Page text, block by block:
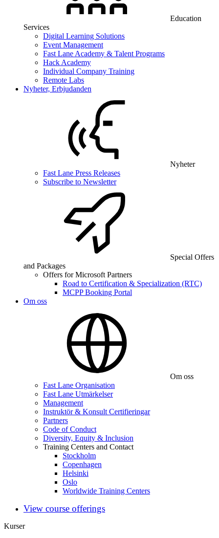
Education
Services
Digital Learning Solutions
Event Management
Fast Lane Academy & Talent Programs
Hack Academy
Individual Company Training
Remote Labs
Nyheter, Erbjudanden
Nyheter
Fast Lane Press Releases
Subscribe to Newsletter
Special Offers
and Packages
Offers for Microsoft Partners
Road to Certification & Specialization (RTC)
MCPP Booking Portal
Om oss
Om oss
Fast Lane Organisation
Fast Lane Utmärkelser
Management
Instruktör & Konsult Certifieringar
Partners
Code of Conduct
Diversity, Equity & Inclusion
Training Centers and Contact
Stockholm
Copenhagen
Helsinki
Oslo
Worldwide Training Centers
View course offerings
Kurser